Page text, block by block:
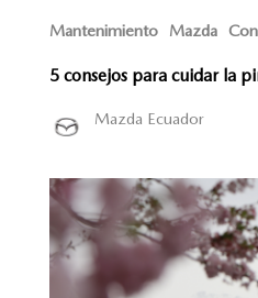
Mantenimiento Mazda
5 consejos para cuidar la
Mazda Ecuador